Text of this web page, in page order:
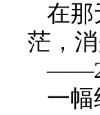
在那
茫，消
一